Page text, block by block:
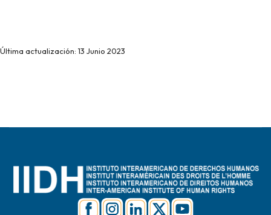
Última actualización: 13 Junio 2023